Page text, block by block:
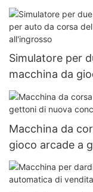
pazzesco a
all'ingrosso
Simulatore per
macchina da
simulatore
Macchina da
gioco arcade a